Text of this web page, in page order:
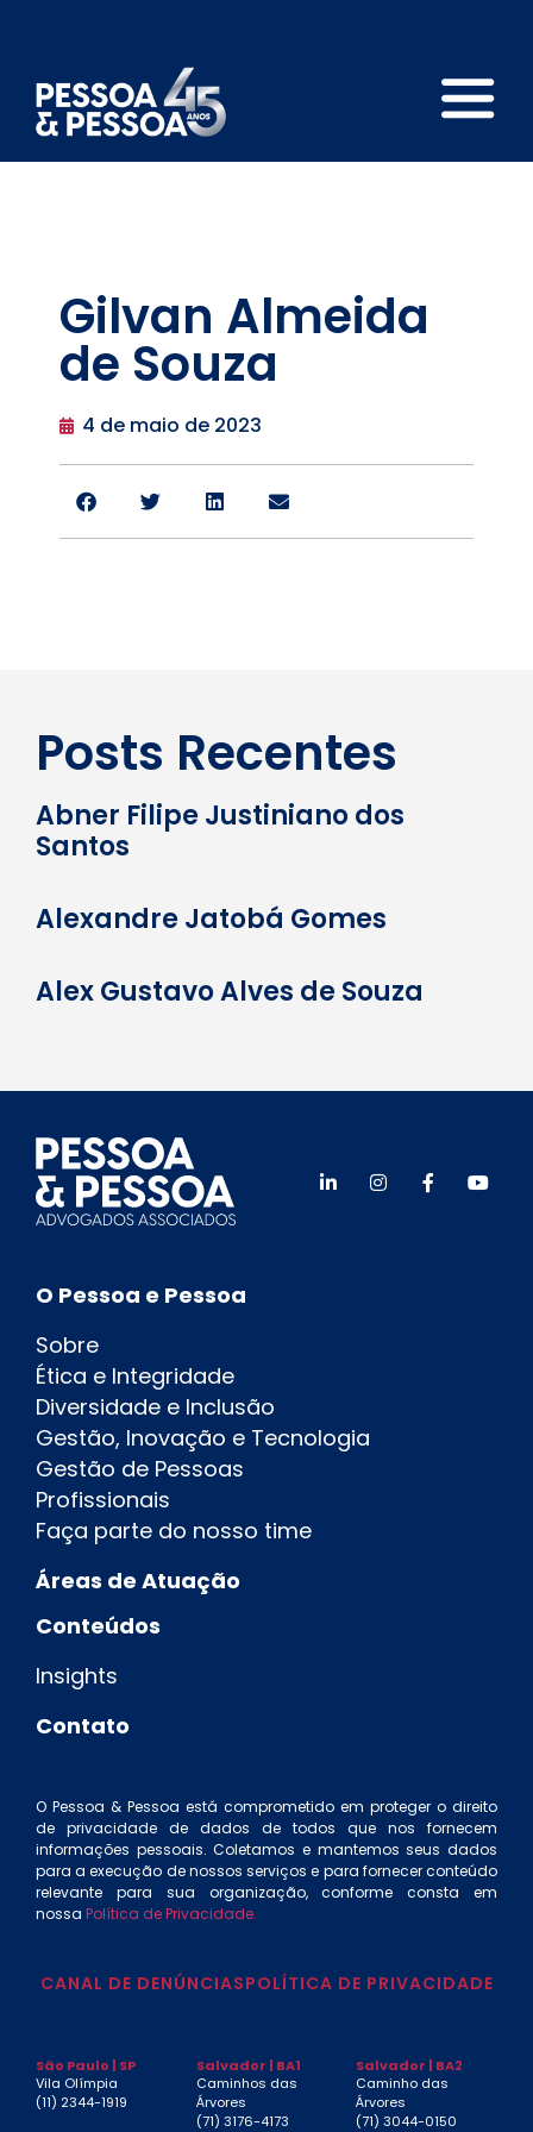
Gilvan Almeida
de Souza
4 de maio de 2023
Posts Recentes
Abner Filipe Justiniano dos
Santos
Alexandre Jatobá Gomes
Alex Gustavo Alves de Souza
O Pessoa e Pessoa
Sobre
Ética e Integridade
Diversidade e Inclusão
Gestão, Inovação e Tecnologia
Gestão de Pessoas
Profissionais
Faça parte do nosso time
Áreas de Atuação
Conteúdos
Insights
Contato
O Pessoa & Pessoa está comprometido em proteger o direito
de privacidade de dados de todos que nos fornecem
informações pessoais. Coletamos e mantemos seus dados
para a execução de nossos serviços e para fornecer conteúdo
relevante para sua organização, conforme consta em
nossa Política de Privacidade.
CANAL DE DENÚNCIASPOLÍTICA DE PRIVACIDADE
São Paulo | SP
Vila Olímpia
(11) 2344-1919
Salvador | BA1
Caminhos das
Árvores
(71) 3176-4173
Salvador | BA2
Caminho das
Árvores
(71) 3044-0150